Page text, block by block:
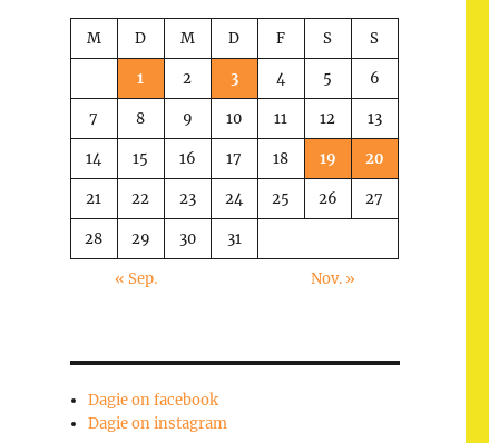
M D M D F S S
1 2 3 4 5 6
7 8 9 10 11 12 13
14 15 16 17 18 19 20
21 22 23 24 25 26 27
28 29 30 31
« Sep. Nov. »
Dagie on facebook
Dagie on instagram